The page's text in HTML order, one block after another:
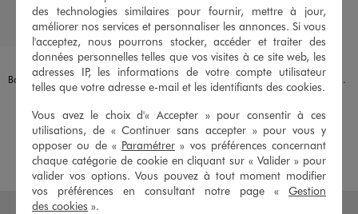
Disponible en 1 coloris
ROSE
LITTLE LOVE
Bottes de pluie bébé fille à paillettes avec anses
12,99 €
5/5 de moyenne
AJOUTER AU PANIER
Disponible en 1 coloris
MARRON VIF
LITTLE LOVE
Chaussons de naissance boots fourrées à scratch
12,99 €
5/5 de moyenne
AJOUTERAU PANIER
des technologies similaires pour fournir, mettre à jour,
améliorer nos services et personnaliser les annonces. Si vous
l'acceptez, nous pourrons stocker, accéder et traiter des
données personnelles telles que vos visites à ce site web, les
adresses IP, les informations de votre compte utilisateur
telles que votre adresse e-mail et les identifiants des cookies.
Vous avez le choix d'« Accepter » pour consentir à ces
utilisations, de « Continuer sans accepter » pour vous y
opposer ou de « Paramétrer » vos préférences concernant
chaque catégorie de cookie en cliquant sur « Valider » pour
valider vos options. Vous pouvez à tout moment modifier
vos préférences en consultant notre page « Gestion
des cookies ».